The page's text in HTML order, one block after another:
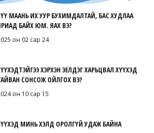
МААНЬ ИХ УУР БУХИМДАЛТАЙ, БАС ХУДЛАА
БАЙХ ЮМ. ЯАХ ВЭ?
он 02 сар 24
ХЭРХЭН ЭЕЛДЭГ ХАРЬЦВАЛ ХҮҮХЭД
СОНСОЖ ОЙЛГОХ ВЭ?
он 10 сар 15
МИНЬ ХЭЛД ОРОЛГҮЙ УДАЖ БАЙНА